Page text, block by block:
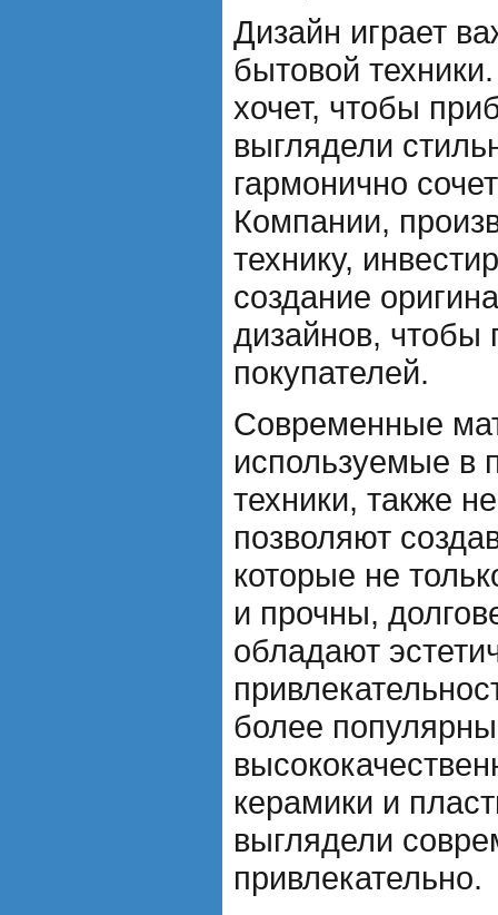
Дизайн играет
бытовой
хочет, чтобы
выглядели
гармонично
Компании,
технику,
создание
дизайнов, чтобы
покупателей.
Современные
используемые в
техники, также
позволяют
которые не
и прочны,
обладают
более
керамики и
выглядели
привлекательно.